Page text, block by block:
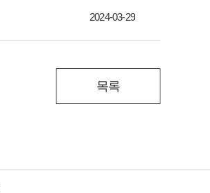
2024-03-29
목록